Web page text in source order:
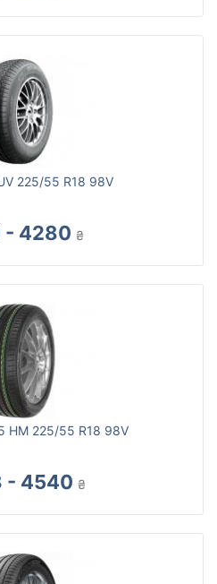
225/55 R18 98V
- 4280 ₴
HM 225/55 R18 98V
- 4540 ₴